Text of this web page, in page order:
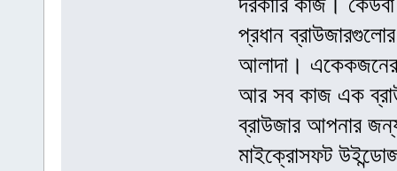
প্রধান
আলাদা। একেকজনের
আর সব কাজ এক
ব্রাউজার আপনার
মাইক্রোসফট উইন্ডোজ